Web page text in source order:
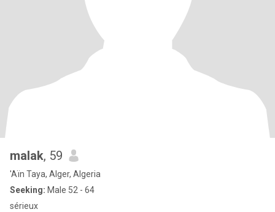
malak, 59
'Aïn Taya, Alger, Algeria
Seeking: Male 52 - 64
sérieux